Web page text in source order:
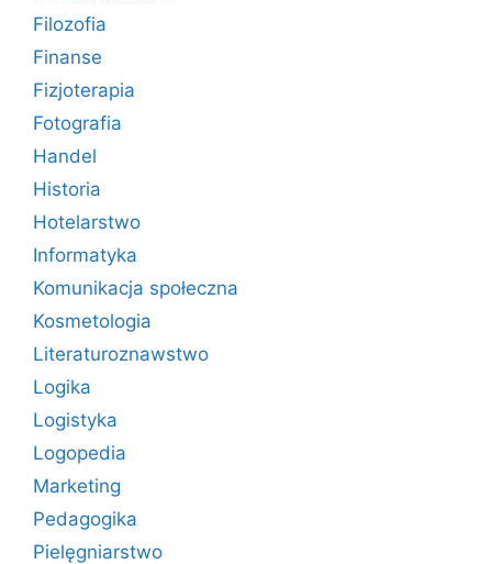
Filozofia
Finanse
Fizjoterapia
Fotografia
Handel
Historia
Hotelarstwo
Informatyka
Komunikacja społeczna
Kosmetologia
Literaturoznawstwo
Logika
Logistyka
Logopedia
Marketing
Pedagogika
Pielęgniarstwo